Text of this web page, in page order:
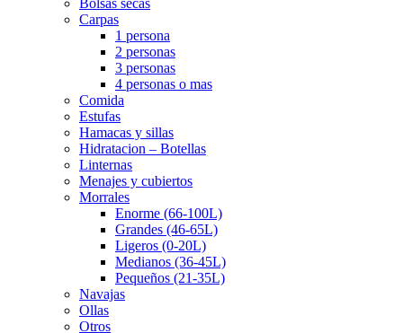
Bolsas secas
Carpas
1 persona
2 personas
3 personas
4 personas o mas
Comida
Estufas
Hamacas y sillas
Hidratacion – Botellas
Linternas
Menajes y cubiertos
Morrales
Enorme (66-100L)
Grandes (46-65L)
Ligeros (0-20L)
Medianos (36-45L)
Pequeños (21-35L)
Navajas
Ollas
Otros